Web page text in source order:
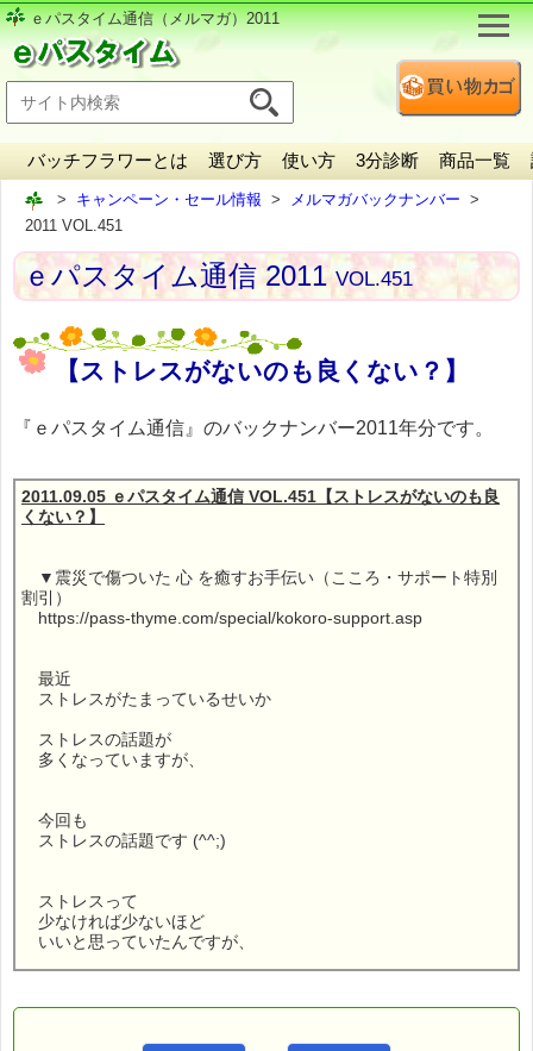
ｅパスタイム通信（メルマガ）2011
バッチフラワーとは 選び方 使い方 3分診断 商品一覧
キャンペーン・セール情報
メルマガバックナンバー
2011 VOL.451
ｅパスタイム通信 2011VOL.451
【ストレスがないのも良くない？】
『ｅパスタイム通信』のバックナンバー2011年分です。
2011.09.05 ｅパスタイム通信 VOL.451【ストレスがないのも良
くない？】
▼震災で傷ついた 心 を癒すお手伝い（こころ・サポート特別
割引）
https://pass-thyme.com/special/kokoro-support.asp
最近
ストレスがたまっているせいか
ストレスの話題が
多くなっていますが、
今回も
ストレスの話題です (^^;)
ストレスって
少なければ少ないほど
いいと思っていたんですが、